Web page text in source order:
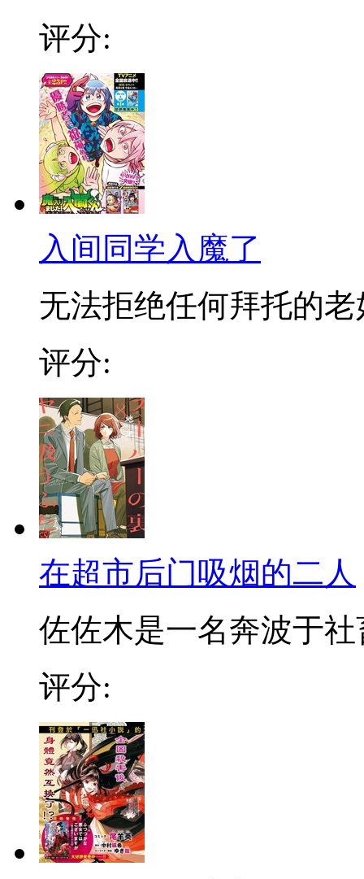
评分:
入间同学入魔了
无法拒绝任何拜托的老
评分:
在超市后门吸烟的二人
佐佐木是一名奔波于社
评分: